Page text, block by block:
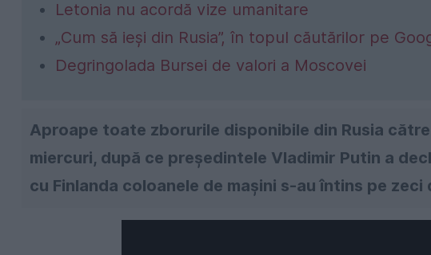
Letonia nu acordă vize umanitare
„Cum să ieși din Rusia”, în topul căutărilor pe
Degringolada Bursei de valori a Moscovei
Aproape toate zborurile disponibile din Rusia
miercuri, după ce președintele Vladimir Putin a
cu Finlanda coloanele de mașini s-au întins pe zeci